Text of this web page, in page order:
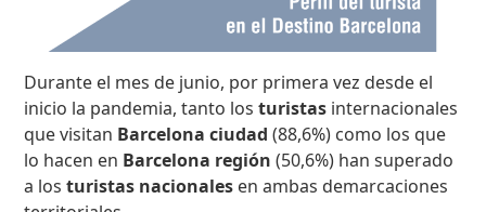
Durante el mes de junio, por primera vez desde el
inicio la pandemia, tanto losturistas internacionales
que visitan Barcelona ciudad (88,6%) como los que
lo hacen en Barcelona región (50,6%) han superado
a losturistas nacionales en ambas demarcaciones